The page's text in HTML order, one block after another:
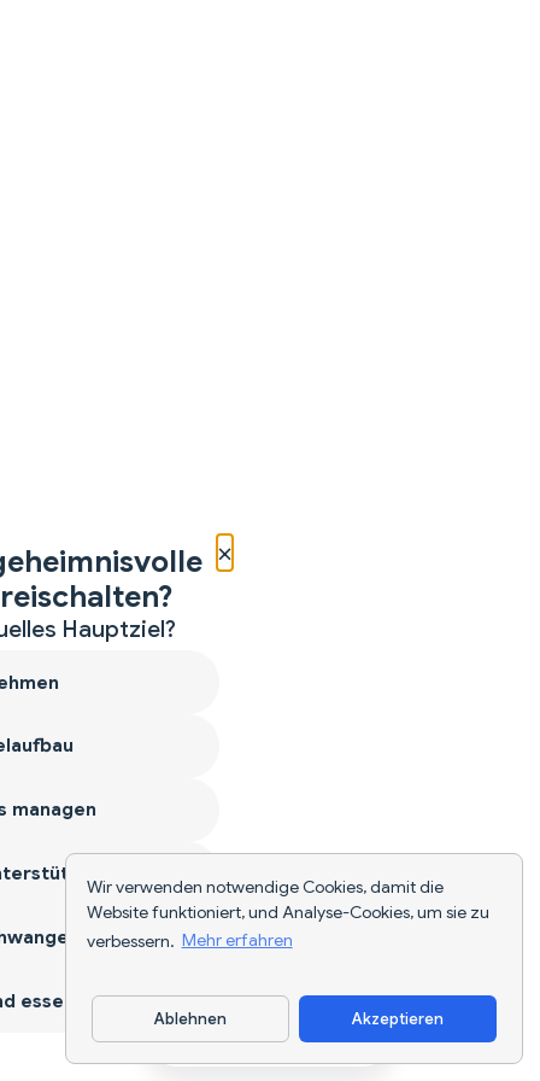
Wir verwenden notwendige Cookies, damit die
Website funktioniert, und Analyse-Cookies, um sie zu
verbessern. Mehr erfahren
Ablehnen Akzeptieren
App herunterladen
×
Hauptziel?
managen
essen